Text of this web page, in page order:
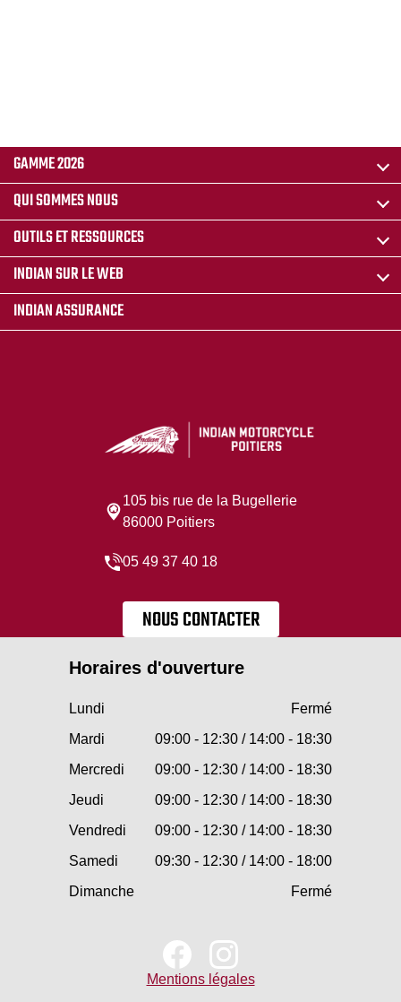
GAMME 2026
QUI SOMMES NOUS
OUTILS ET RESSOURCES
INDIAN SUR LE WEB
INDIAN ASSURANCE
105 bis rue de la Bugellerie
86000 Poitiers
05 49 37 40 18
NOUS CONTACTER
Horaires d'ouverture
Lundi
Fermé
Mardi
09:00 - 12:30 / 14:00 - 18:30
Mercredi
09:00 - 12:30 / 14:00 - 18:30
Jeudi
09:00 - 12:30 / 14:00 - 18:30
Vendredi
09:00 - 12:30 / 14:00 - 18:30
Samedi
09:30 - 12:30 / 14:00 - 18:00
Dimanche
Fermé
Mentions légales